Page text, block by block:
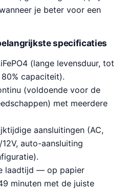
je beter voor een
specificaties
(lange levensduur, tot
capaciteit).
(voldoende voor de
met meerdere
aansluitingen (AC,
auto-aansluiting
laadtijd — op papier
minuten met de juiste